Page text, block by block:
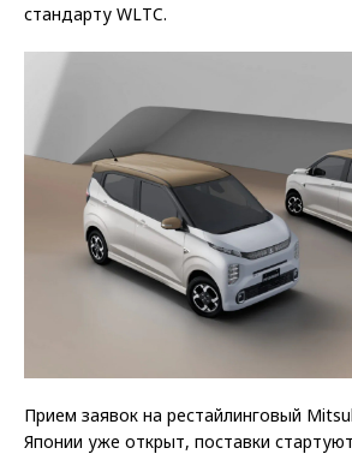
стандарту WLTC.
Прием заявок на рестайлинговый
Японии уже открыт, поставки